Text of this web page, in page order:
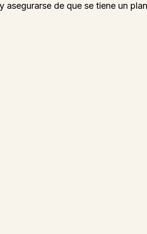
de que se tiene un